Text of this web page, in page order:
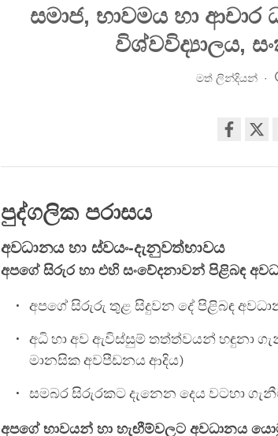
සමාජ, භාවමය හා
විශ්වවිද්‍යාලය,
මත් ලින්දියන්
on
පුද්ගලික පරාසය
අවධානය හා ස්වයං-දැනුවත්භාවය
අපගේ සිරුර හා එහි සංවේදනාවන් පිළිබඳ
අපගේ සිරුරු තුළ සිදුවන දේ පිළිබ‍ඳ
අධි හා අව ඇවිස්සුම් තත්ත්වයන් හඳුනා
මානසික අවපීඩනය ආදිය)
සමබර සිරුරකට දැනෙන දෙය වටහා
අපගේ භාවයන් හා හැඟීම්වලට අවධානය